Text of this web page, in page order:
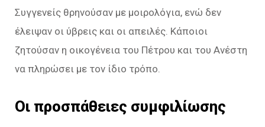
Συγγενείς θρηνούσαν με μοιρολόγια, ενώ δεν
έλειψαν οι ύβρεις και οι απειλές. Κάποιοι
ζητούσαν η οικογένεια του Πέτρου και του Ανέστη
να πληρώσει με τον ίδιο τρόπο.
Οι προσπάθειες συμφιλίωσης